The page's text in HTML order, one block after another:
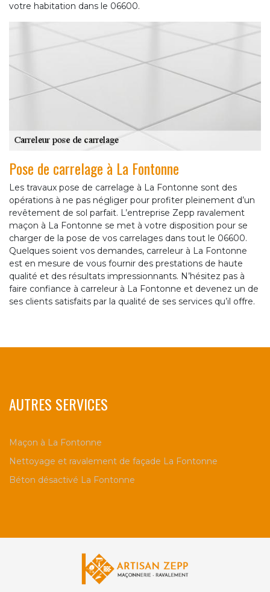
votre habitation dans le 06600.
Pose de carrelage à La Fontonne
Les travaux pose de carrelage à La Fontonne sont des
opérations à ne pas négliger pour profiter pleinement d’un
revêtement de sol parfait. L’entreprise Zepp ravalement
maçon à La Fontonne se met à votre disposition pour se
charger de la pose de vos carrelages dans tout le 06600.
Quelques soient vos demandes, carreleur à La Fontonne
est en mesure de vous fournir des prestations de haute
qualité et des résultats impressionnants. N’hésitez pas à
faire confiance à carreleur à La Fontonne et devenez un de
ses clients satisfaits par la qualité de ses services qu’il offre.
AUTRES SERVICES
Maçon à La Fontonne
Nettoyage et ravalement de façade La Fontonne
Béton désactivé La Fontonne